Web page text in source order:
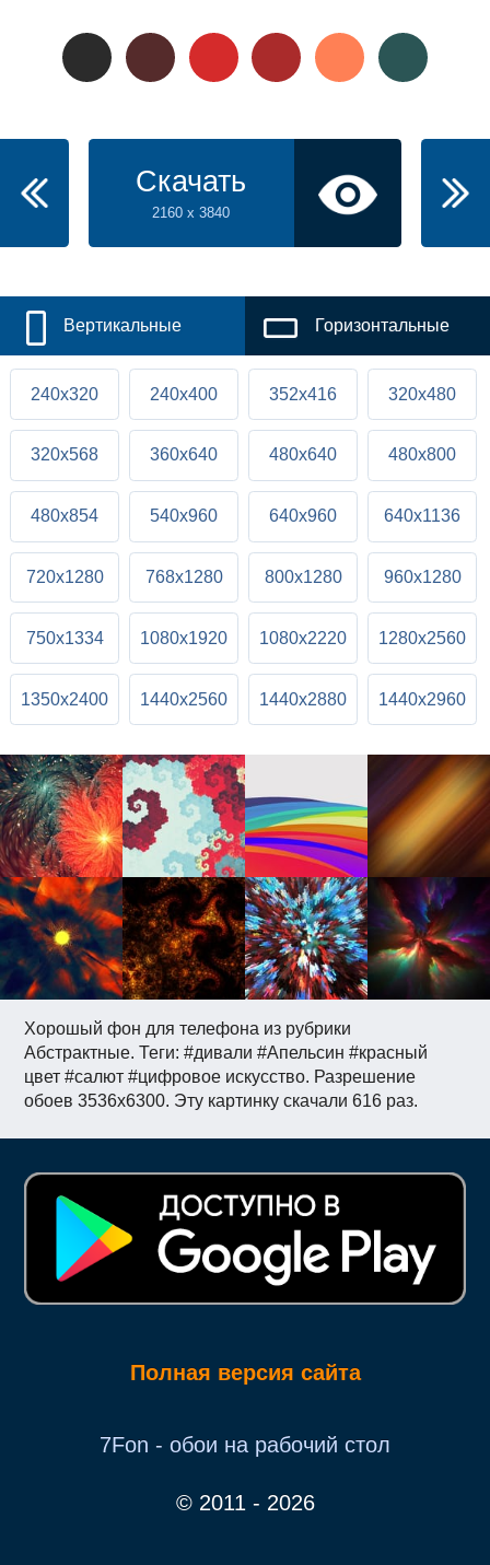
Хорошый фон для телефона из рубрики
Абстрактные. Теги: #дивали #Апельсин #красный
цвет #салют #цифровое искусство. Разрешение
обоев 3536x6300. Эту картинку скачали 616 раз.
Скачать
2160 x 3840
Вертикальные Горизонтальные
240x320 240x400 352x416 320x480
320x568 360x640 480x640 480x800
480x854 540x960 640x960 640x1136
720x1280 768x1280 800x1280 960x1280
750x1334 1080x1920 1080x2220 1280x2560
1350x2400 1440x2560 1440x2880 1440x2960
Полная версия сайта
7Fon - обои на рабочий стол
© 2011 - 2026